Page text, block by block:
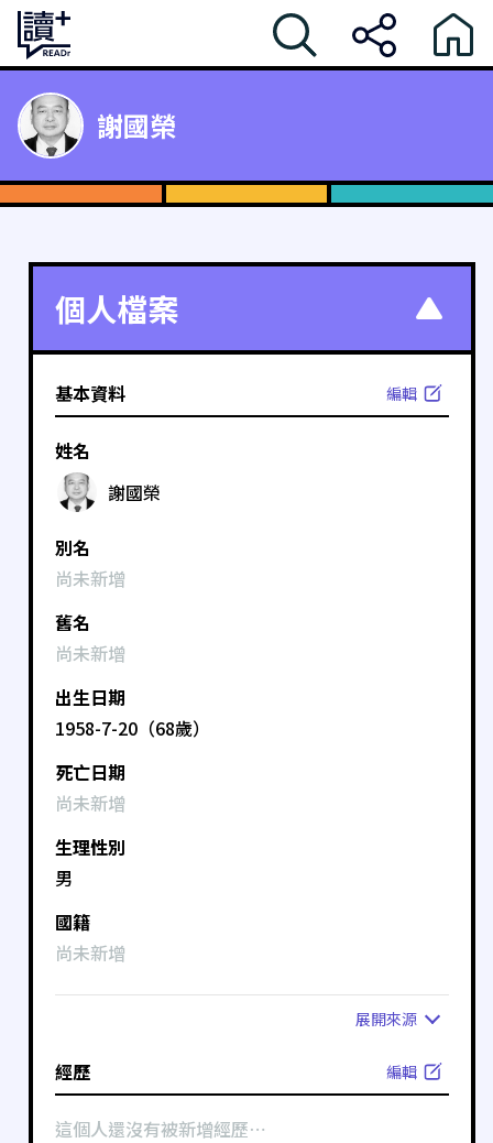
謝國榮
個人檔案
基本資料 編輯
姓名
謝國榮
別名
尚未新增
舊名
尚未新增
出生日期
1958-7-20（68歲）
死亡日期
尚未新增
生理性別
男
國籍
尚未新增
展開來源
經歷 編輯
這個人還沒有被新增經歷⋯